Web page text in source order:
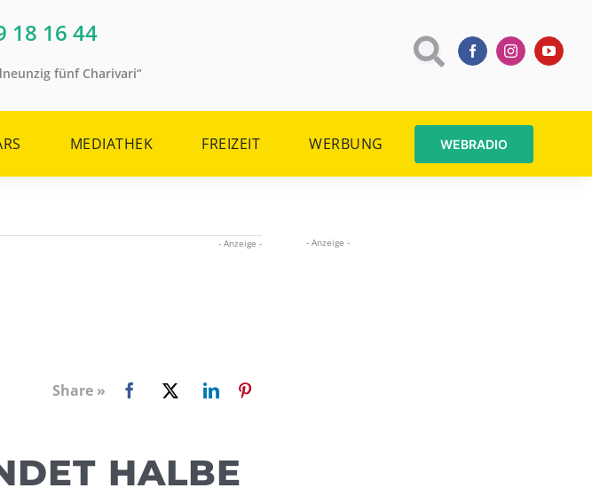
18 16 44
fünf Charivari“
MEDIATHEK FREIZEIT WERBUNG WEBRADIO
- Anzeige -
Share »
HALBE
- Anzeige -